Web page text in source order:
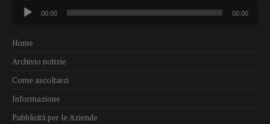
Audio
Player
00:00 00:00
Home
Archivio notizie
Come ascoltarci
Informazione
Pubblicità per le Aziende